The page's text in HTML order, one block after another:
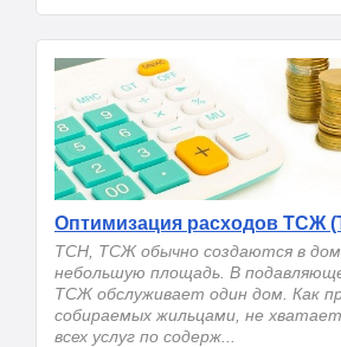
Оптимизация расходов ТСЖ
ТСН, ТСЖ обычно создаются в
небольшую площадь. В
ТСЖ обслуживает один дом. Как
собираемых жильцами, не
всех услуг по содерж...